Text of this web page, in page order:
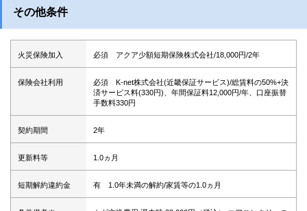
その他条件
火災保険加入 必須 アクア少額短期保険株式会社/18,000円/2年
保険会社利用
必須 K-net株式会社(近畿保証サービス)/総賃料の50%+決
済サービス料(330円)、年間保証料12,000円/年、口座振替
手数料330円
契約期間 2年
更新料等 1.0ヵ月
短期解約違約金 有 1.0年未満の解約/家賃等の1.0ヵ月